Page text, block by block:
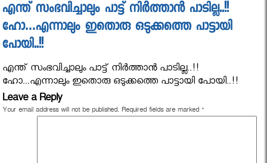
എന്ത് സംഭവിച്ചാലും പാട്ട് നിർത്താൻ പാടില്ല..!!
ഹോ…എന്നാലും ഇതൊരു ഒടുക്കത്തെ പാട്ടായി
പോയി..!!
എന്ത് സംഭവിച്ചാലും പാട്ട് നിർത്താൻ പാടില്ല..!!
ഹോ...എന്നാലും ഇതൊരു ഒടുക്കത്തെ പാട്ടായി പോയി..!!
Leave a Reply
Your email address will not be published. Required fields are marked *